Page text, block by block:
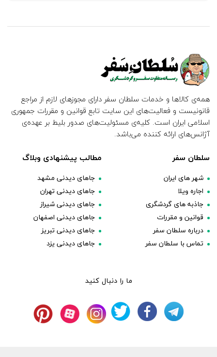
همه‌ی کالاها و خدمات سلطان سفر دارای مجوزهای لازم از مراجع
قانونیست و فعالیت‌های این سایت تابع قوانین و مقررات جمهوری
اسلامی ایران است. کلیه‌ی مسئولیت‌های صدور بلیط بر عهده‌ی
آژانس‌های ارائه کننده می‌باشد.
سلطان سفر
شهر های ایران
اجاره ویلا
جاذبه های گردشگری
قوانین و مقررات
درباره سلطان سفر
تماس با سلطان سفر
مطالب پیشنهادی وبلاگ
جاهای دیدنی مشهد
جاهای دیدنی تهران
جاهای دیدنی شیراز
جاهای دیدنی اصفهان
جاهای دیدنی تبریز
جاهای دیدنی یزد
ما را دنبال کنید